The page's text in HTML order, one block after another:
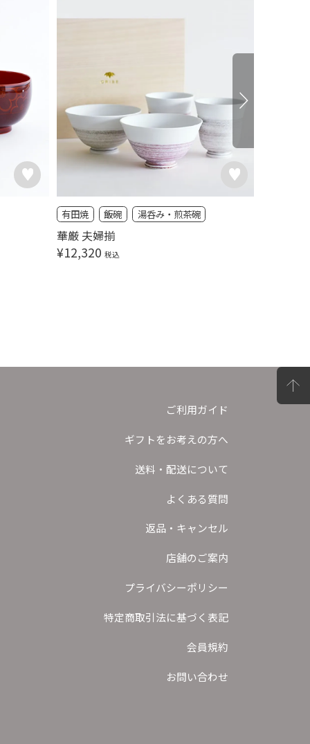
華厳 夫婦揃
有田焼 飯碗 湯呑み・煎茶碗
¥12,320 税込
ご利用ガイド
ギフトをお考えの方へ
送料・配送について
よくある質問
返品・キャンセル
店舗のご案内
プライバシーポリシー
特定商取引法に基づく表記
会員規約
お問い合わせ